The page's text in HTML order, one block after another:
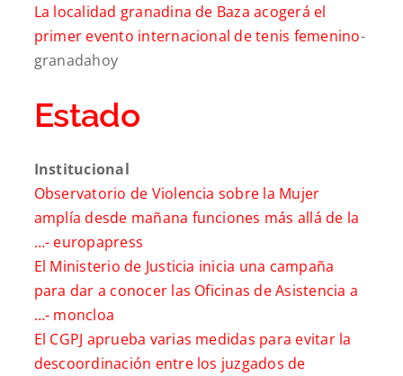
La localidad granadina de Baza acogerá el
primer evento internacional de tenis femenino-
granadahoy
Estado
Institucional
Observatorio de Violencia sobre la Mujer
amplía desde mañana funciones más allá de la
…- europapress
El Ministerio de Justicia inicia una campaña
para dar a conocer las Oficinas de Asistencia a
…- moncloa
El CGPJ aprueba varias medidas para evitar la
descoordinación entre los juzgados de